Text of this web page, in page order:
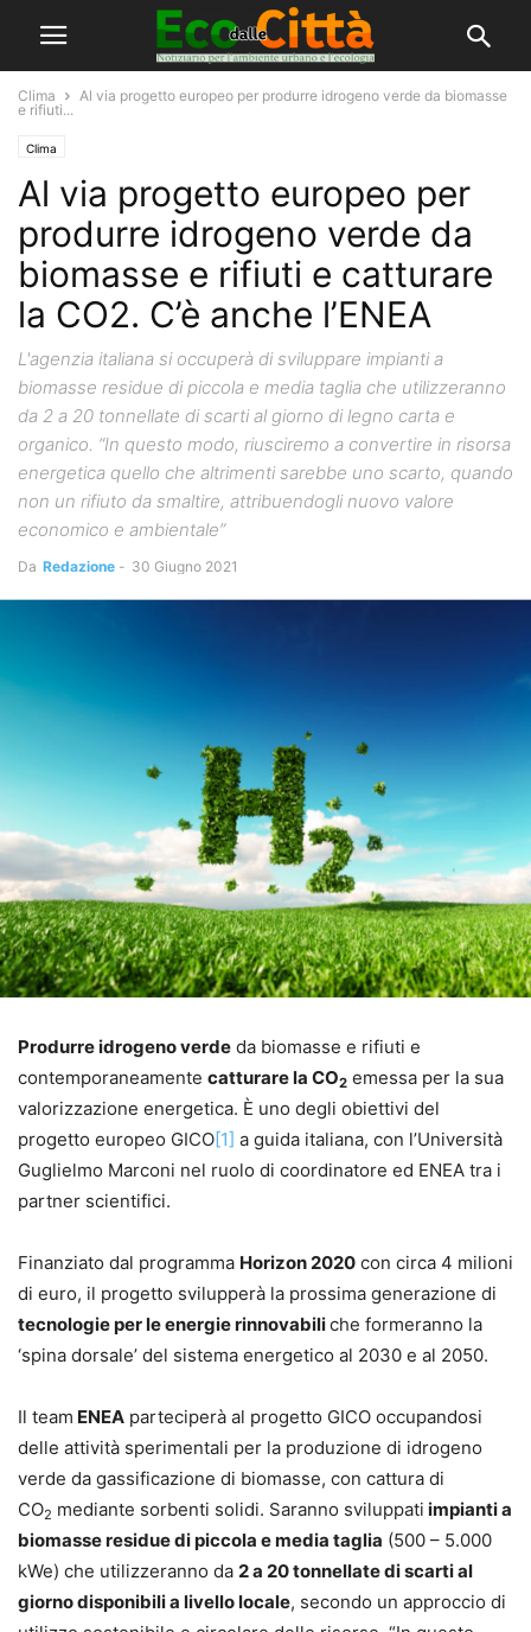
Clima
Al via progetto europeo per produrre idrogeno verde da biomasse
e rifiuti...
Clima
Al via progetto europeo per
produrre idrogeno verde da
biomasse e rifiuti e catturare
la CO2. C’è anche l’ENEA
L'agenzia italiana si occuperà di sviluppare impianti a
biomasse residue di piccola e media taglia che utilizzeranno
da 2 a 20 tonnellate di scarti al giorno di legno carta e
organico. “In questo modo, riusciremo a convertire in risorsa
energetica quello che altrimenti sarebbe uno scarto, quando
non un rifiuto da smaltire, attribuendogli nuovo valore
economico e ambientale”
Da Redazione - 30 Giugno 2021
Produrre idrogeno verde da biomasse e rifiuti e
contemporaneamente catturare la CO2 emessa per la sua
valorizzazione energetica. È uno degli obiettivi del
progetto europeo GICO[1] a guida italiana, con l’Università
Guglielmo Marconi nel ruolo di coordinatore ed ENEA tra i
partner scientifici.
Finanziato dal programma Horizon 2020 con circa 4 milioni
di euro, il progetto svilupperà la prossima generazione di
tecnologie per le energie rinnovabiliche formeranno la
‘spina dorsale’ del sistema energetico al 2030 e al 2050.
Il team ENEA parteciperà al progetto GICO occupandosi
delle attività sperimentali per la produzione di idrogeno
verde da gassificazione di biomasse, con cattura di
CO2 mediante sorbenti solidi. Saranno sviluppati impianti a
biomasse residue di piccola e media taglia (500 – 5.000
kWe) che utilizzeranno da 2 a 20 tonnellate di scarti al
giorno disponibili a livello locale, secondo un approccio di